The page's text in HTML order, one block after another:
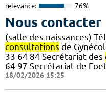
relevance: 76%
Nous contacter
(salle des naissances)
consultations de
33 64 84 Secrétariat des
64 97 Secrétariat de
18/02/2026 15:25